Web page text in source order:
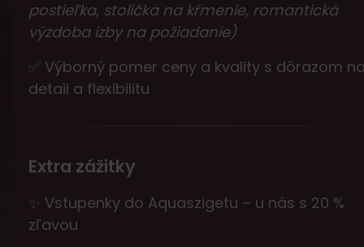
postieľka, stolička na kŕmenie, romantická
výzdoba izby na požiadanie)
✅ Výborný pomer ceny a kvality s dôrazom
detail a flexibilitu
Extra zážitky
✨ Vstupenky do Aquaszigetu – u nás s 20 %
zľavou